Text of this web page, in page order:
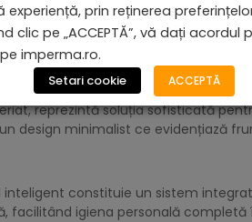
NICHEL PERIAT
reprezintă soluția sofisticată
design minimalist ce evidențiază
constituie un sistem
facilitând igiena personală
experiență, prin reținerea
clic pe „ACCEPTĂ”, vă dați acordul
imperma.ro.
Setari cookie ACCEPTĂ